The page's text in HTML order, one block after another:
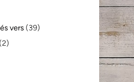
vers (39)
(2)